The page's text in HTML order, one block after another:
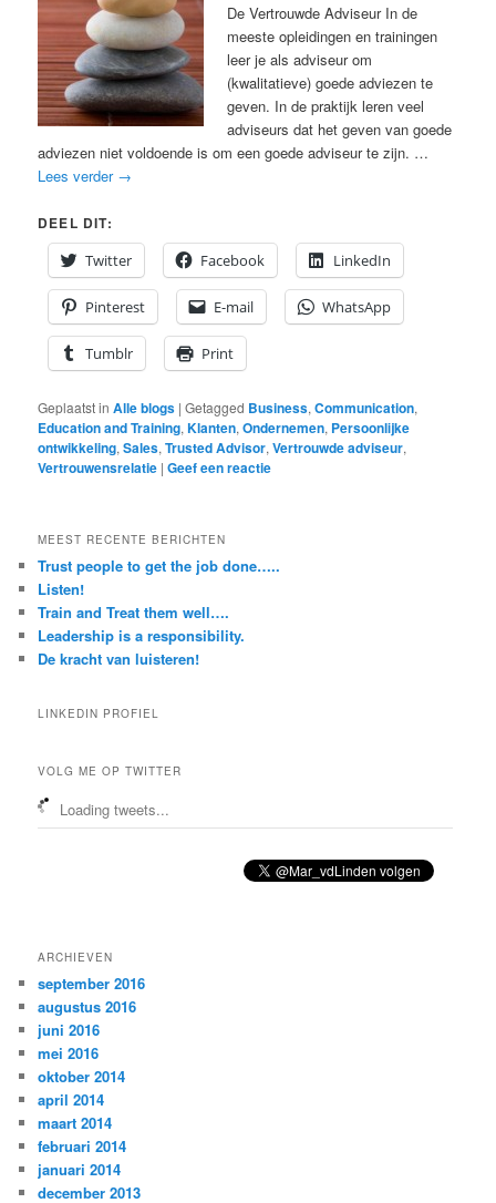
De Vertrouwde Adviseur In de
meeste opleidingen en trainingen
leer je als adviseur om
(kwalitatieve) goede adviezen te
geven. In de praktijk leren veel
adviseurs dat het geven van goede
adviezen niet voldoende is om een goede adviseur te zijn. …
Lees verder →
DEEL DIT:
Twitter
Facebook LinkedIn
Pinterest E-mail WhatsApp
Tumblr Print
Geplaatst in Alle blogs |Getagged Business,Communication,
Education and Training,Klanten,Ondernemen, Persoonlijke
ontwikkeling,Sales,Trusted Advisor,Vertrouwde adviseur,
Vertrouwensrelatie |Geef een reactie
MEEST RECENTE BERICHTEN
Trust people to get the job done…..
Listen!
Train and Treat them well….
Leadership is a responsibility.
De kracht van luisteren!
LINKEDIN PROFIEL
VOLG ME OP TWITTER
Loading tweets...
ARCHIEVEN
september 2016
augustus 2016
juni 2016
mei 2016
oktober 2014
april 2014
maart 2014
februari 2014
januari 2014
december 2013